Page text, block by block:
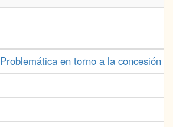
Problemática en torno a la concesión